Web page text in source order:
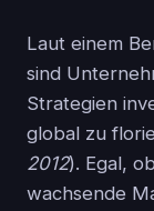
Laut einem
sind
Strategien
global zu
2012). Egal,
wachsende